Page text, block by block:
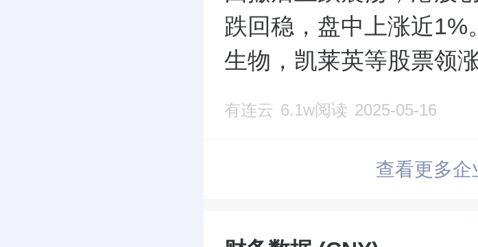
跌回稳，盘中上涨近1%
生物，凯莱英等股票领
有连云 6.1w阅读 2025-05-16
查看更多企